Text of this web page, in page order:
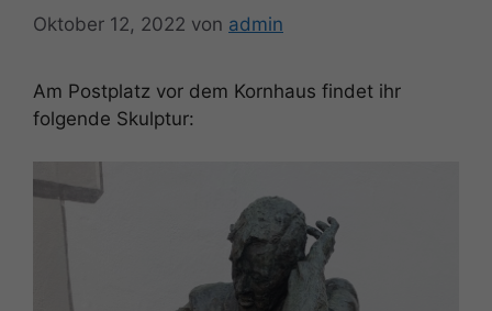
Oktober 12, 2022 von admin
Am Postplatz vor dem Kornhaus findet ihr
folgende Skulptur: